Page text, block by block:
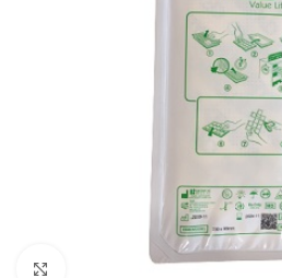
Klik om te vergroten